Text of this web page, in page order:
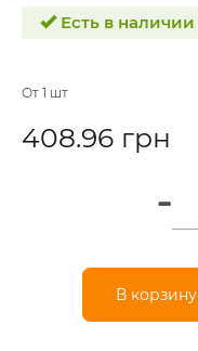
Есть в наличии
От 1 шт
408.96 грн
В корзину